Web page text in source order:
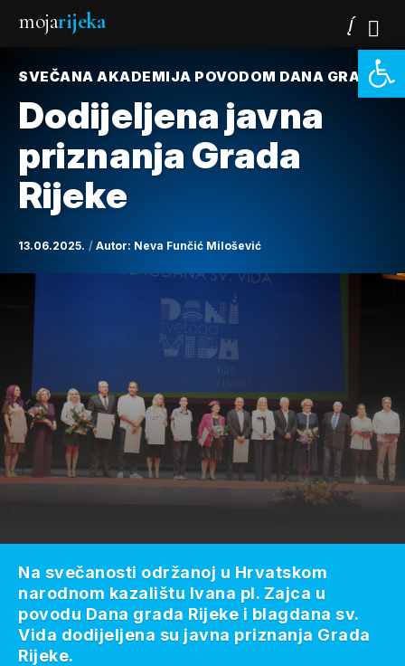
mojarijeka
SVEČANA AKADEMIJA POVODOM DANA GRADA
Dodijeljena javna
priznanja Grada
Rijeke
13.06.2025. Autor: Neva Funčić Milošević
Na svečanosti održanoj u Hrvatskom
narodnom kazalištu Ivana pl. Zajca u
povodu Dana grada Rijeke i blagdana sv.
Vida dodijeljena su javna priznanja Grada
Rijeke.